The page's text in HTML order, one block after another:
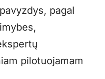
pagal
pilotuojamam